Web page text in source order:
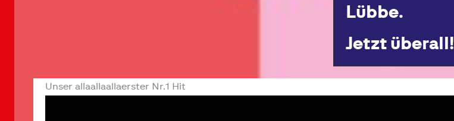
Lübbe.
Jetzt überall!
Unser allaallaallaerster Nr.1 Hit